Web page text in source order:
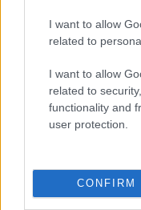
I want to allow
related to
I want to allow
related to
functionality and
user protection.
CONFIRM
Megkezdték az